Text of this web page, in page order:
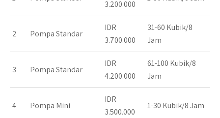
3.200.000
2 Pompa Standar
IDR
3.700.000
31-60 Kubik/8
Jam
3 Pompa Standar
IDR
4.200.000
61-100 Kubik/8
Jam
4 Pompa Mini
IDR
3.500.000
1-30 Kubik/8 Jam